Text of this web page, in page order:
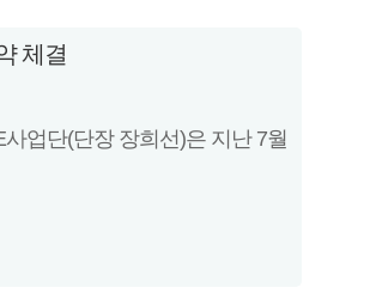
체결
업단(단장 장희선)은 지난 7월